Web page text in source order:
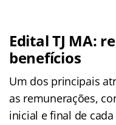
Edital TJ MA:
benefícios
Um dos principais
as remunerações,
inicial e final de